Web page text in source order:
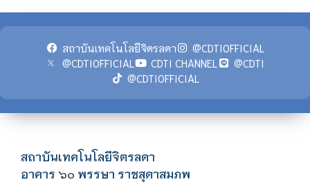
สถาบันเทคโนโลยีจิตรลดา
@CDTIOFFICIAL
@CDTIOFFICIAL
CDTI CHANNEL
@CDTI
@CDTIOFFICIAL
สถาบันเทคโนโลยีจิตรลดา
อาคาร ๖๐ พรรษา ราชสุดาสมภพ